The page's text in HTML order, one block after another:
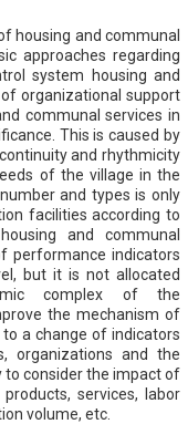
housing and communal
approaches regarding
system housing and
organizational support
communal services in
This is caused by
and rhythmicity
of the village in the
and types is only
facilities according to
and communal
performance indicators
but it is not allocated
complex of the
the mechanism of
a change of indicators
organizations and the
to consider the impact of
services, labor
volume, etc.